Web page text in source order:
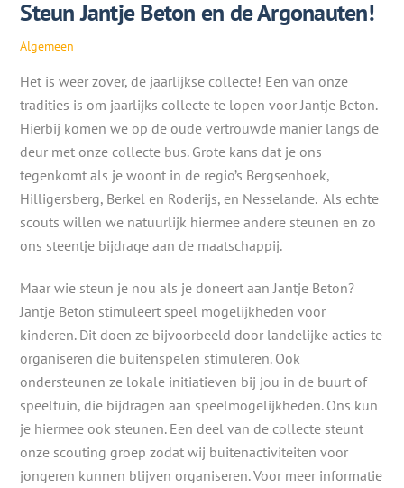
Steun Jantje Beton en de Argonauten!
Algemeen
Het is weer zover, de jaarlijkse collecte! Een van onze
tradities is om jaarlijks collecte te lopen voor Jantje Beton.
Hierbij komen we op de oude vertrouwde manier langs de
deur met onze collecte bus. Grote kans dat je ons
tegenkomt als je woont in de regio’s Bergsenhoek,
Hilligersberg, Berkel en Roderijs, en Nesselande. Als echte
scouts willen we natuurlijk hiermee andere steunen en zo
ons steentje bijdrage aan de maatschappij.
Maar wie steun je nou als je doneert aan Jantje Beton?
Jantje Beton stimuleert speel mogelijkheden voor
kinderen. Dit doen ze bijvoorbeeld door landelijke acties te
organiseren die buitenspelen stimuleren. Ook
ondersteunen ze lokale initiatieven bij jou in de buurt of
speeltuin, die bijdragen aan speelmogelijkheden. Ons kun
je hiermee ook steunen. Een deel van de collecte steunt
onze scouting groep zodat wij buitenactiviteiten voor
jongeren kunnen blijven organiseren. Voor meer informatie